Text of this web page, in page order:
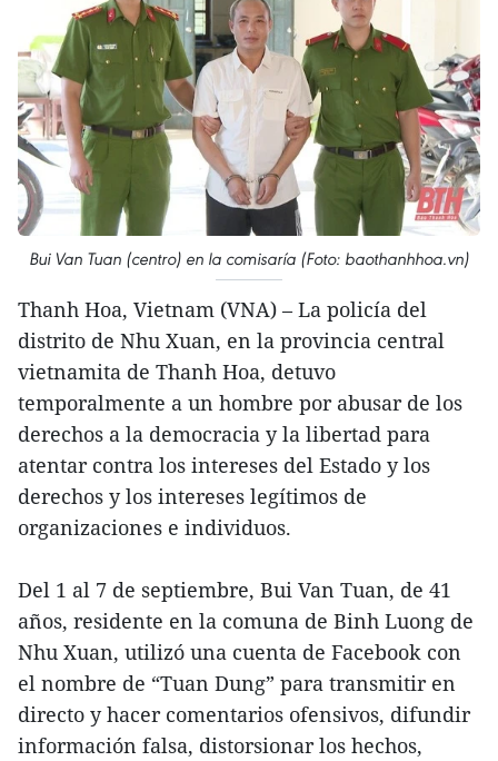
Bui Van Tuan (centro) en la comisaría (Foto: baothanhhoa.vn)
Thanh Hoa, Vietnam (VNA) – La policía del
distrito de Nhu Xuan, en la provincia central
vietnamita de Thanh Hoa, detuvo
temporalmente a un hombre por abusar de los
derechos a la democracia y la libertad para
atentar contra los intereses del Estado y los
derechos y los intereses legítimos de
organizaciones e individuos.
Del 1 al 7 de septiembre, Bui Van Tuan, de 41
años, residente en la comuna de Binh Luong de
Nhu Xuan, utilizó una cuenta de Facebook con
el nombre de “Tuan Dung” para transmitir en
directo y hacer comentarios ofensivos, difundir
información falsa, distorsionar los hechos,